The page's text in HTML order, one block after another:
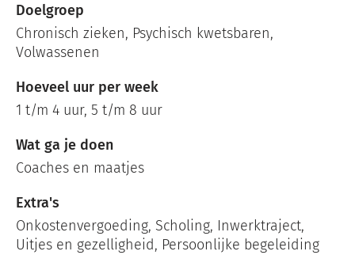
Doelgroep
Chronisch zieken, Psychisch kwetsbaren,
Volwassenen
Hoeveel uur per week
1 t/m 4 uur, 5 t/m 8 uur
Wat ga je doen
Coaches en maatjes
Extra's
Onkostenvergoeding, Scholing, Inwerktraject,
Uitjes en gezelligheid, Persoonlijke begeleiding